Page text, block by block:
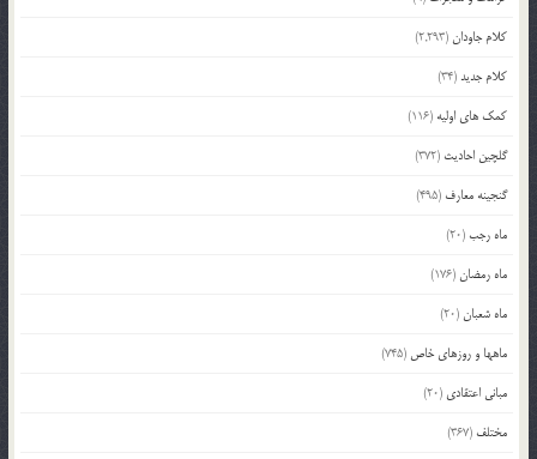
کلام جاودان(2,293)
کلام جدید(34)
کمک های اولیه (116)
گلچین احادیث (372)
گنجینه معارف (495)
ماه رجب(20)
ماه رمضان(176)
ماه شعبان(20)
ماهها و روزهای خاص (745)
مبانی اعتقادی (20)
مختلف (367)